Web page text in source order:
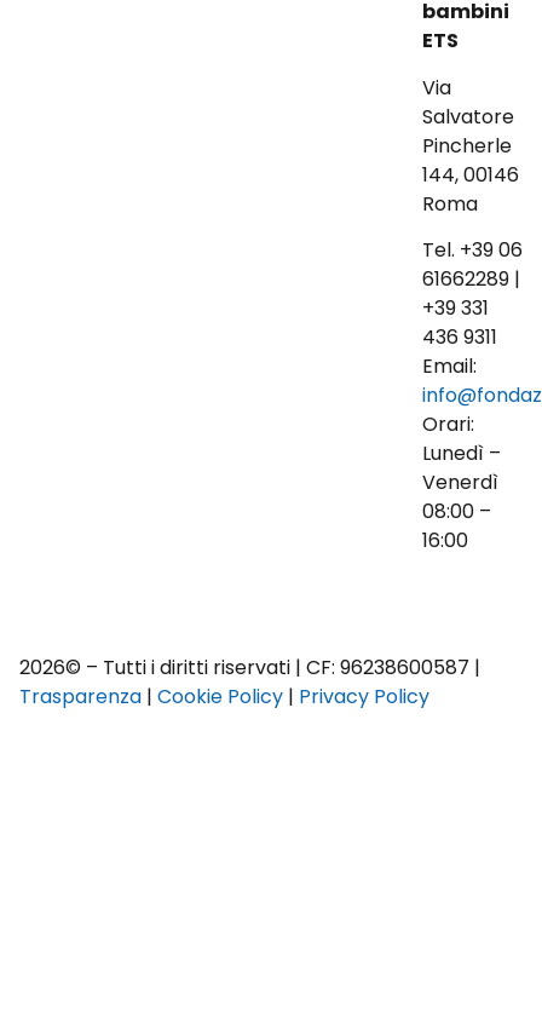
bambini
ETS
Via
Salvatore
Pincherle
144, 00146
Roma
Tel. +39 06
61662289 |
+39 331
436 9311
Email:
Orari:
Lunedì –
Venerdì
08:00 –
16:00
2026© – Tutti i diritti riservati | CF: 96238600587 |
Trasparenza| Cookie Policy| Privacy Policy